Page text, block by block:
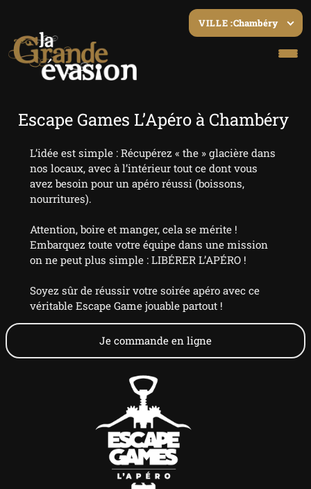
VILLE :Chambéry
Escape Games L’Apéro à Chambéry
L’idée est simple : Récupérez « the » glacière dans
nos locaux, avec à l’intérieur tout ce dont vous
avez besoin pour un apéro réussi (boissons,
nourritures).
Attention, boire et manger, cela se mérite !
Embarquez toute votre équipe dans une mission
on ne peut plus simple : LIBÉRER L’APÉRO !
Soyez sûr de réussir votre soirée apéro avec ce
véritable Escape Game jouable partout !
Je commande en ligne